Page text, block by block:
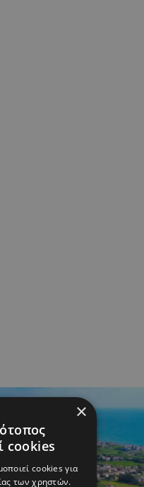
×
cookies
cookies για
των χρηστών.